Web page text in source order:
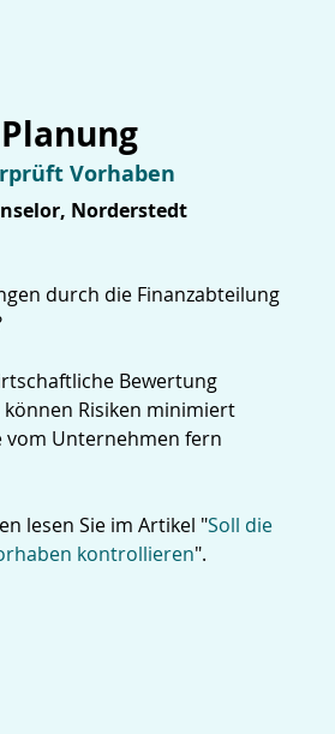
Vorhaben
Norderstedt
durch die Finanzabteilung
Bewertung
Risiken minimiert
Unternehmen fern
lesen Sie im Artikel "Soll die
kontrollieren".